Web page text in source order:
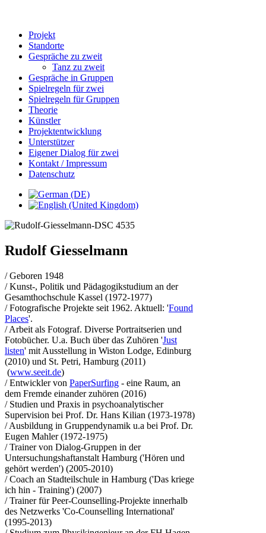
Projekt
Standorte
Gespräche zu zweit
Tanz zu zweit
Gespräche in Gruppen
Spielregeln für zwei
Spielregeln für Gruppen
Theorie
Künstler
Projektentwicklung
Unterstützer
Eigener Dialog für zwei
Kontakt / Impressum
Datenschutz
Rudolf Giesselmann
/ Geboren 1948
/ Kunst-, Politik und Pädagogikstudium an der
Gesamthochschule Kassel (1972-1977)
/ Fotografische Projekte seit 1962. Aktuell: 'Found
Places'.
/ Arbeit als Fotograf. Diverse Portraitserien und
Fotobücher. U.a. Buch über das Zuhören 'Just
listen' mit Ausstellung in Wiston Lodge, Edinburg
(2010) und St. Petri, Hamburg (2011)
(www.seeit.de)
/ Entwickler von PaperSurfing - eine Raum, an
dem Fremde einander zuhören (2016)
/ Studien und Praxis in psychoanalytischer
Supervision bei Prof. Dr. Hans Kilian (1973-1978)
/ Ausbildung in Gruppendynamik u.a bei Prof. Dr.
Eugen Mahler (1972-1975)
/ Trainer von Dialog-Gruppen in der
Untersuchungshaftanstalt Hamburg ('Hören und
gehört werden') (2005-2010)
/ Coach an Stadteilschule in Hamburg ('Das kriege
ich hin - Training') (2007)
/ Trainer für Peer-Counselling-Projekte innerhalb
des Netzwerks 'Co-Counselling International'
(1995-2013)